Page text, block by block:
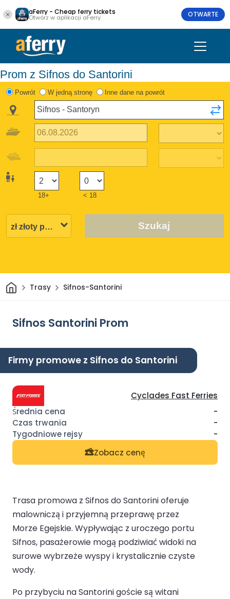
aFerry - Cheap ferry tickets
Otwórz w aplikacji aFerry OTWARTE
Prom z Sifnos do Santorini
Powrót W jedną stronę Inne dane na powrót
18+ < 18
Szukaj
DomTrasy Sifnos-Santorini
Sifnos Santorini Prom
Firmy promowe z Sifnos do Santorini
Cyclades Fast Ferries
-
-
-
Zobacz cenę
Trasa promowa z Sifnos do Santorini oferuje
malowniczą i przyjemną przeprawę przez
Morze Egejskie. Wypływając z uroczego portu
Sifnos, pasażerowie mogą podziwiać widoki na
surowe wybrzeże wyspy i krystalicznie czyste
wody.
Po przybyciu na Santorini goście są witani